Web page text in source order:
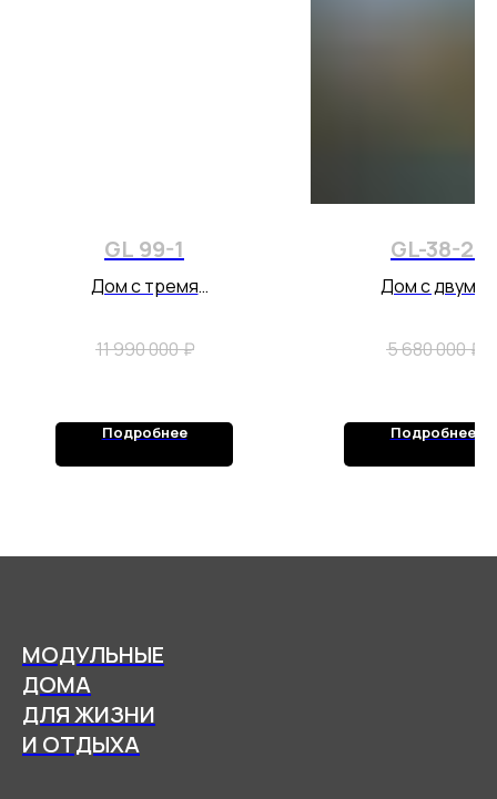
GL 99-1
Дом с тремя
комплектация
11 990 000₽
Подробнее
GL-38-2
Дом с двумя
большой
5 680 000₽
Подробнее
МОДУЛЬНЫЕ
ДОМА
ДЛЯ ЖИЗНИ
И ОТДЫХА